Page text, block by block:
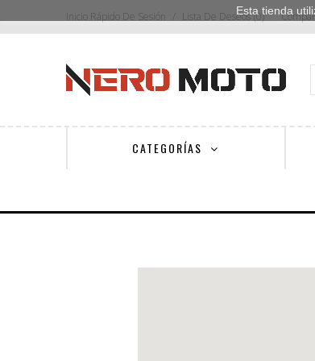
Inicio Rápido De Sesión Lista De Deseos 0
CATEGORÍAS
Esta tienda